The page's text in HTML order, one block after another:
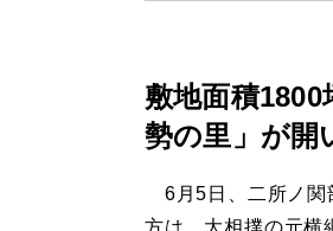
敷地面積
勢の里」が開
6月5日、二所ノ関
方は、大相撲の元横